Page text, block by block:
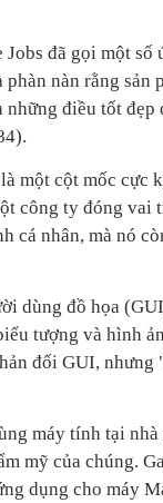
đã gọi một số
nàn rằng sản
điều tốt
một cột mốc cực
công ty đóng vai
cá nhân, mà nó
dùng đồ họa
tượng và hình
đối GUI,
máy tính tại
mỹ của chúng.
dụng cho máy